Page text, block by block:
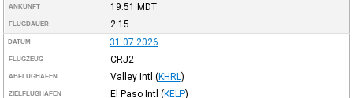
ANKUNFT 19:51 MDT
FLUGDAUER 2:15
DATUM 31.07.2026
FLUGZEUG CRJ2
ABFLUGHAFEN Valley Intl (KHRL )
ZIELFLUGHAFEN El Paso Intl (KELP)